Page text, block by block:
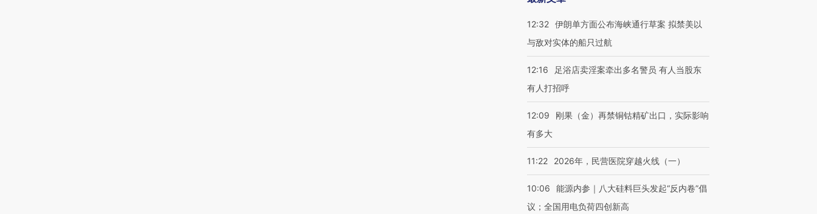
12:32 伊朗单方面公布海峡通行草案 拟禁美以
与敌对实体的船只过航
12:16
足浴店卖淫案牵出多名警员 有人当股东
有人打招呼
12:09
刚果（金）再禁铜钴精矿出口，实际影响
有多大
11:22 2026年，民营医院穿越火线（一）
10:06
能源内参｜八大硅料巨头发起“反内卷”倡
议；全国用电负荷四创新高